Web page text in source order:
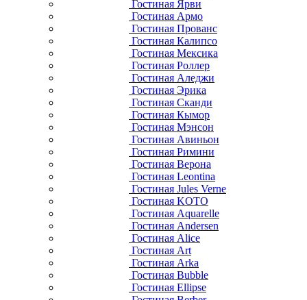
Гостиная Ярви
Гостиная Армо
Гостиная Прованс
Гостиная Калипсо
Гостиная Мексика
Гостиная Роллер
Гостиная Аледжи
Гостиная Эрика
Гостиная Сканди
Гостиная Кымор
Гостиная Мэнсон
Гостиная Авиньон
Гостиная Римини
Гостиная Верона
Гостиная Leontina
Гостиная Jules Verne
Гостиная KOTO
Гостиная Aquarelle
Гостиная Andersen
Гостиная Alice
Гостиная Art
Гостиная Arka
Гостиная Bubble
Гостиная Ellipse